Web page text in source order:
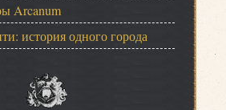
Arcanum
история одного города